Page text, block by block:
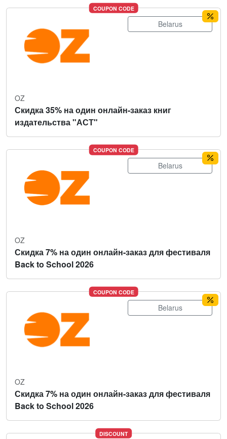
COUPON CODE
Belarus
OZ
Скидка 35% на один онлайн-заказ книг
издательства "АСТ"
COUPON CODE
Belarus
OZ
Скидка 7% на один онлайн-заказ для фестиваля
Back to School 2026
COUPON CODE
Belarus
OZ
Скидка 7% на один онлайн-заказ для фестиваля
Back to School 2026
DISCOUNT